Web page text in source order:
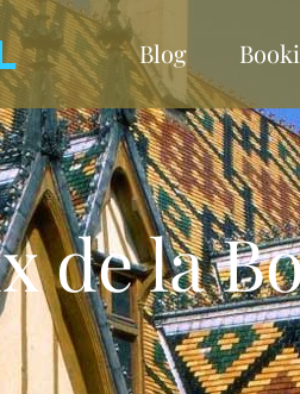
Blog
de la